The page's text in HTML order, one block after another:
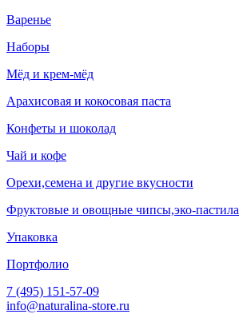
Варенье
Наборы
Мёд и крем-мёд
Арахисовая и кокосовая паста
Конфеты и шоколад
Чай и кофе
Орехи,семена и другие вкусности
Фруктовые и овощные чипсы,эко-пастила
Упаковка
Портфолио
7 (495) 151-57-09
info@naturalina-store.ru